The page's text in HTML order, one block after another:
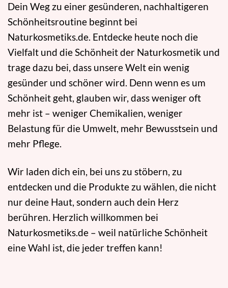
Dein Weg zu einer gesünderen, nachhaltigeren
Schönheitsroutine beginnt bei
Naturkosmetiks.de. Entdecke heute noch die
Vielfalt und die Schönheit der Naturkosmetik und
trage dazu bei, dass unsere Welt ein wenig
gesünder und schöner wird. Denn wenn es um
Schönheit geht, glauben wir, dass weniger oft
mehr ist – weniger Chemikalien, weniger
Belastung für die Umwelt, mehr Bewusstsein und
mehr Pflege.
Wir laden dich ein, bei uns zu stöbern, zu
entdecken und die Produkte zu wählen, die nicht
nur deine Haut, sondern auch dein Herz
berühren. Herzlich willkommen bei
Naturkosmetiks.de – weil natürliche Schönheit
eine Wahl ist, die jeder treffen kann!